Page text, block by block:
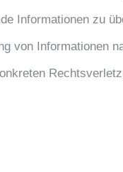
Informationen zu
von Informationen